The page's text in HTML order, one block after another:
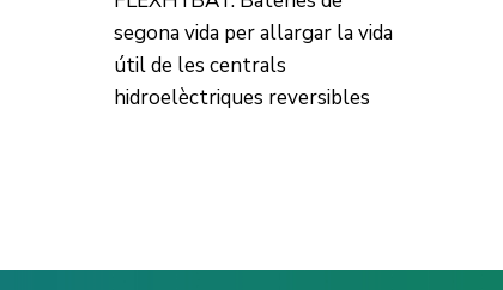
segona vida per allargar la vida
útil de les centrals
hidroelèctriques reversibles